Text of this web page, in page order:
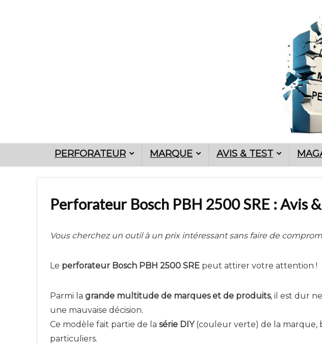
PERFORATEUR MARQUE AVIS & TEST
Perforateur Bosch PBH 2500 SRE : Avis
Vous cherchez un outil à un prix intéressant sans faire de
Le perforateur Bosch PBH 2500 SRE peut attirer votre attention !
Parmi la grande multitude de marques et de produits, il est dur
une mauvaise décision.
Ce modèle fait partie de la série DIY(couleur verte) de la marque,
particuliers.